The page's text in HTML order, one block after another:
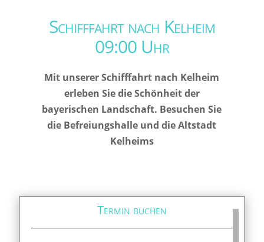
Schifffahrt nach Kelheim
09:00 Uhr
Mit unserer Schifffahrt nach Kelheim
erleben Sie die Schönheit der
bayerischen Landschaft. Besuchen Sie
die Befreiungshalle und die Altstadt
Kelheims
Termin buchen